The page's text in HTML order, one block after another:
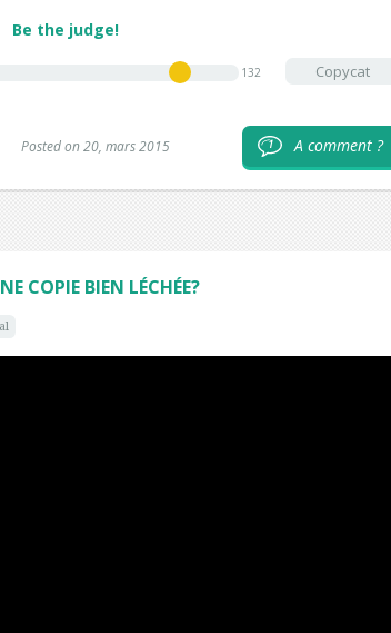
Be the judge!
132 Copycat
Posted on 20, mars 2015 1 A comment ?
COPIE BIEN LÉCHÉE?